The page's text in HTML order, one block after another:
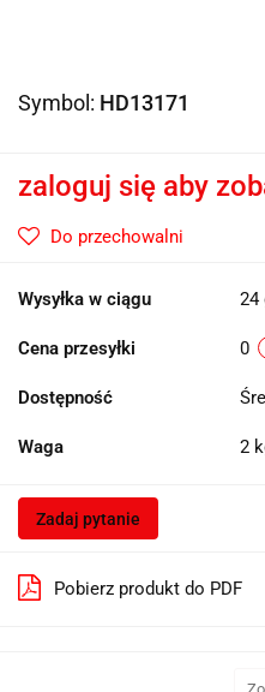
Symbol: HD13171
zaloguj się aby
Do przechowalni
Wysyłka w ciągu 24
Cena przesyłki 0
Dostępność
Waga 2
Zadaj pytanie
Pobierz produkt do PDF